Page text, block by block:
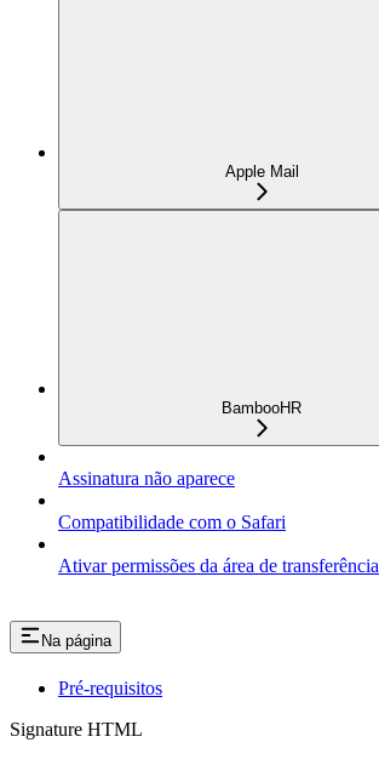
Apple Mail
BambooHR
Assinatura não aparece
Compatibilidade com o Safari
Ativar permissões da área de transferência
Na página
Pré-requisitos
Signature HTML